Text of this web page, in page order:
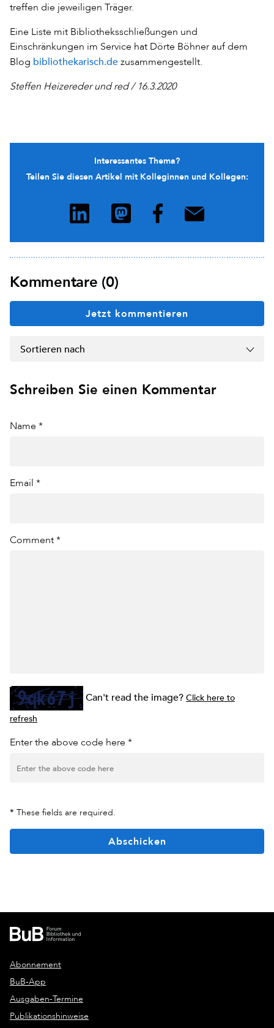
treffen die jeweiligen Träger.
Eine Liste mit Bibliotheksschließungen und
Einschränkungen im Service hat Dörte Böhner auf dem
Blog bibliothekarisch.de zusammengestellt.
Steffen Heizereder und red / 16.3.2020
Interessantes Thema?
Teilen Sie diesen Artikel mit Kolleginnen und Kollegen:
Kommentare (0)
Jetzt kommentieren
Sortieren nach
Schreiben Sie einen Kommentar
Name *
Email *
Comment *
Can't read the image?Click here to
refresh
Enter the above code here *
* These fields are required.
Abschicken
Abonnement
BuB-App
Ausgaben-Termine
Publikationshinweise